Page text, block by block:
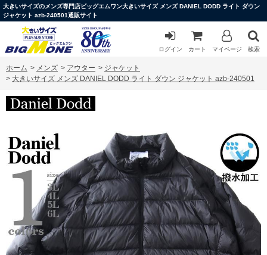
大きいサイズのメンズ専門店ビッグエムワン大きいサイズ メンズ DANIEL DODD ライト ダウン
ジャケット azb-240501通販サイト
ログイン カート マイページ 検索
ホーム > メンズ > アウター > ジャケット
> 大きいサイズ メンズ DANIEL DODD ライト ダウン ジャケット azb-240501